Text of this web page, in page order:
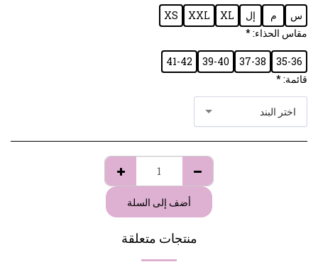
س م إل XL
XXL
XS
مقاس الحذاء:*
35-36
37-38
39-40
41-42
قائمة:*
اختر البند
أضف إلى السلة
منتجات متعلقة